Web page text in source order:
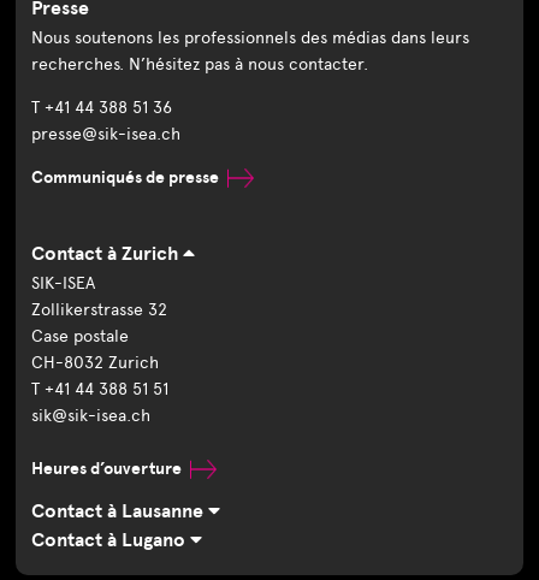
Presse
Nous soutenons les professionnels des médias dans leurs
recherches. N’hésitez pas à nous contacter.
T +41 44 388 51 36
presse@sik-isea.ch
Communiqués de presse
Contact à Zurich
SIK-ISEA
Zollikerstrasse 32
Case postale
CH-8032 Zurich
T +41 44 388 51 51
sik@sik-isea.ch
Heures d’ouverture
Contact à Lausanne
Contact à Lugano